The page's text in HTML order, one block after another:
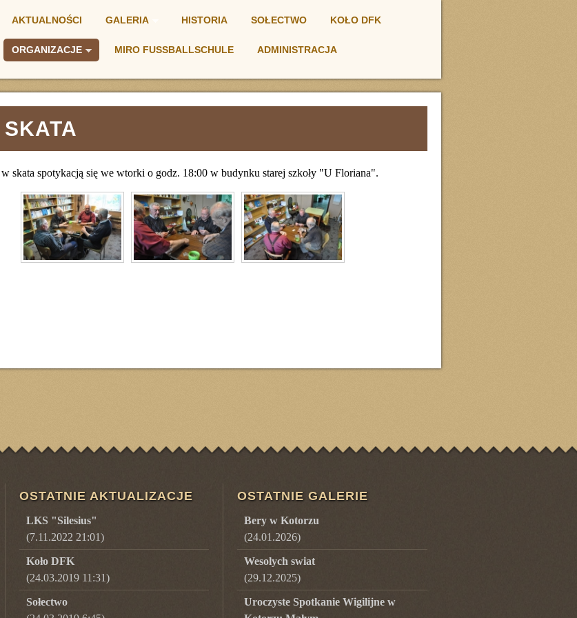
AKTUALNOŚCI GALERIA HISTORIA SOŁECTWO KOŁO DFK
ORGANIZACJE MIRO FUSSBALLSCHULE ADMINISTRACJA
skata spotykacją się we wtorki o godz. 18:00 w budynku starej szkoły "U Floriana".
OSTATNIE AKTUALIZACJE
LKS "Silesius"
(7.11.2022 21:01)
Koło DFK
(24.03.2019 11:31)
Sołectwo
OSTATNIE GALERIE
Bery w Kotorzu
(24.01.2026)
Wesolych swiat
(29.12.2025)
Uroczyste Spotkanie Wigilijne w